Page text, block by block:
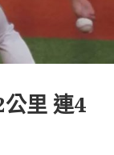
里 連4